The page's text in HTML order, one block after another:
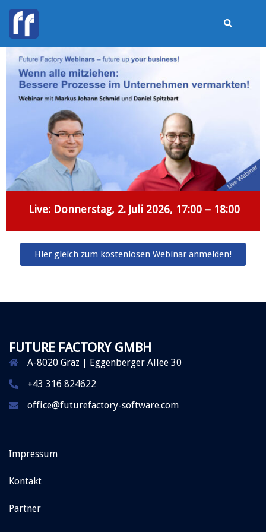
Live: Donnerstag, 2. Juli 2026, 17:00 – 18:00
Hier gleich zum kostenlosen Webinar anmelden!
FUTURE FACTORY GMBH
A-8020 Graz | Eggenberger Allee 30
+43 316 824622
office@futurefactory-software.com
Impressum
Kontakt
Partner